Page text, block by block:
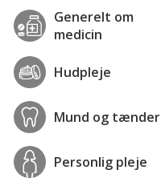
Generelt om
medicin
Hudpleje
Mund og tænder
Personlig pleje